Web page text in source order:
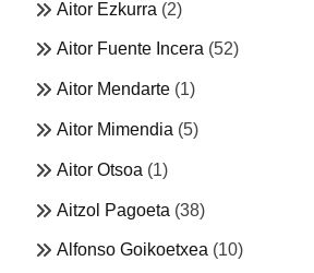
Aitor Ezkurra (2)
Aitor Fuente Incera (52)
Aitor Mendarte (1)
Aitor Mimendia (5)
Aitor Otsoa (1)
Aitzol Pagoeta (38)
Alfonso Goikoetxea (10)